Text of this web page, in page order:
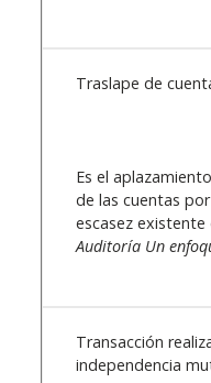
Traslape de
Es el
de las cuentas
escasez existente
Auditoría Un
Transacción
independencia